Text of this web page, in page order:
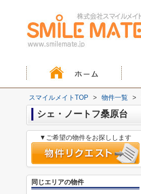
スマイルメイトTOP > 物件一覧 >
シェ・ノートフ桑原台
▼ご希望の物件をお探しします
同じエリアの物件